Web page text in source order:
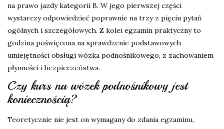
na prawo jazdy kategorii B. W jego pierwszej części
wystarczy odpowiedzieć poprawnie na trzy z pięciu pytań
ogólnych i szczegółowych. Z kolei egzamin praktyczny to
godzina poświęcona na sprawdzenie podstawowych
umiejętności obsługi wózka podnośnikowego, z zachowaniem
płynności i bezpieczeństwa.
Czy kurs na wózek podnośnikowy jest
koniecznością?
Teoretycznie nie jest on wymagany do zdania egzaminu,